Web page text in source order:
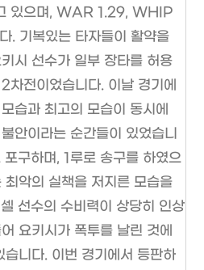
있으며, WAR 1.29, WHIP
. 기복있는 타자들이 활약을
시 선수가 일부 장타를 허용
차전이었습니다. 이날 경기에
습과 최고의 모습이 동시에
안이라는 순간들이 있었습니
구하며, 1루로 송구를 하였으
최악의 실책을 저지른 모습을
선수의 수비력이 상당히 인상
요키시가 폭투를 날린 것에
니다. 이번 경기에서 등판하